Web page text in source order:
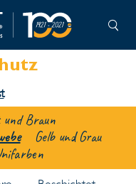
und Braun
Gelb und Grau